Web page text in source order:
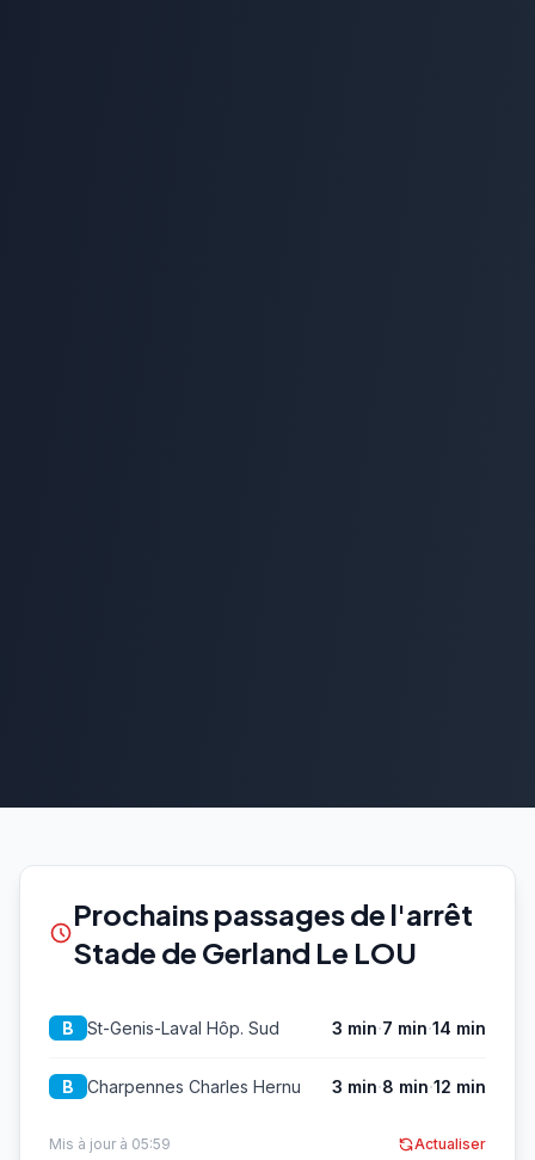
Prochains passages de l'arrêt
Stade de Gerland Le LOU
B St-Genis-Laval Hôp. Sud 3 min·7 min·14 min
B Charpennes Charles Hernu 3 min·8 min·12 min
Mis à jour à 05:59 Actualiser